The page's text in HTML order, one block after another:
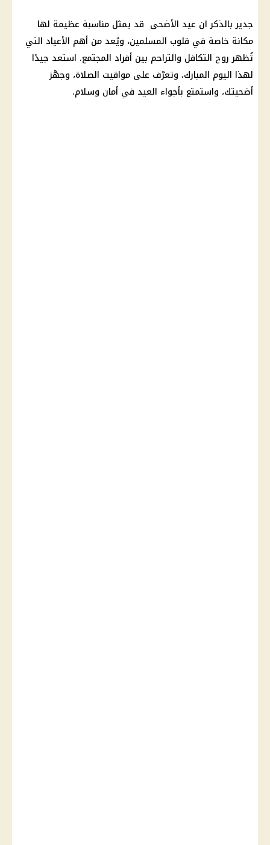
جدير بالذكر ان عيد الأضحى قد يمثل مناسبة عظيمة لها
مكانة خاصة في قلوب المسلمين، ويُعد من أهم الأعياد التي
تُظهر روح التكافل والتراحم بين أفراد المجتمع. استعد جيدًا
لهذا اليوم المبارك، وتعرّف على مواقيت الصلاة، وجهّز
أضحيتك، واستمتع بأجواء العيد في أمان وسلام.